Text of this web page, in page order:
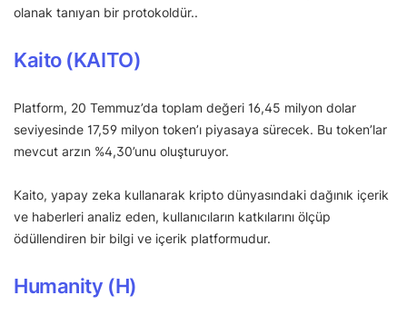
olanak tanıyan bir protokoldür..
Kaito (KAITO)
Platform, 20 Temmuz’da toplam değeri 16,45 milyon dolar
seviyesinde 17,59 milyon token’ı piyasaya sürecek. Bu token’lar
mevcut arzın %4,30’unu oluşturuyor.
Kaito, yapay zeka kullanarak kripto dünyasındaki dağınık içerik
ve haberleri analiz eden, kullanıcıların katkılarını ölçüp
ödüllendiren bir bilgi ve içerik platformudur.
Humanity (H)